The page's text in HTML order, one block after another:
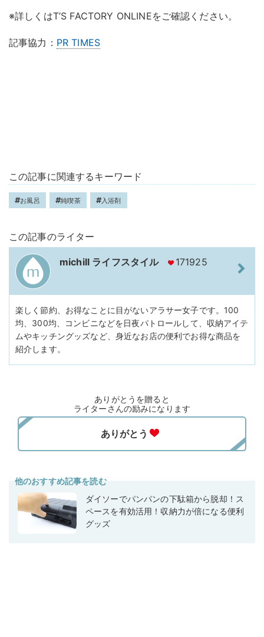
※詳しくはT’S FACTORY ONLINEをご確認ください。
記事協力： PR TIMES
この記事に関連するキーワード
お風呂 純喫茶 入浴剤
この記事のライター
michill ライフスタイル 171925
楽しく節約、お得なことに目がないアラサー女子です。100
均、300均、コンビニなどを日夜パトロールして、収納アイテ
ムやキッチングッズなど、身近なお店の便利でお得な商品を
紹介します。
ありがとうを贈ると
ライターさんの励みになります
他のおすすめ記事を読む
ダイソーでパンパンの下駄箱から脱却！ス
ペースを有効活用！収納力が倍になる便利
グッズ